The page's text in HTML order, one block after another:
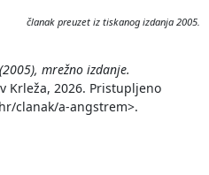
članak preuzet iz tiskanog izdanja 2005.
mrežno izdanje.
Krleža, 2026. Pristupljeno
clanak/a-angstrem>.